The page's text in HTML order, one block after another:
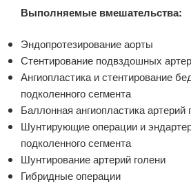
Выполняемые вмешательства:
Эндопротезирование аорты
Стентирование подвздошных
Ангиопластика и стентирование
подколенного сегмента
Баллонная ангиопластика артерий
Шунтирующие операции и
подколенного сегмента
Шунтирование артерий голени
Гибридные операции